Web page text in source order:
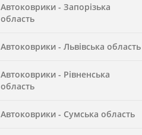
Автоковрики - Запорізька
область
Автоковрики - Львівська область
Автоковрики - Рівненська
область
Автоковрики - Сумська область